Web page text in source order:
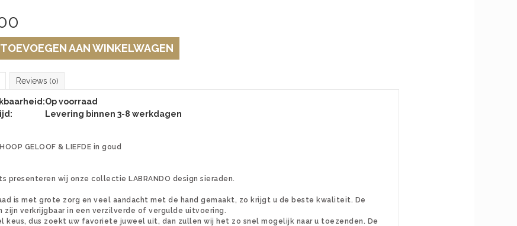
TOEVOEGEN AAN WINKELWAGEN
Reviews (0)
Op voorraad
Levering binnen 3-8 werkdagen
GELOOF & LIEFDE in goud
presenteren wij onze collectie LABRANDO design sieraden.
is met grote zorg en veel aandacht met de hand gemaakt, zo krijgt u de beste kwaliteit. De
zijn verkrijgbaar in een verzilverde of vergulde uitvoering.
keus, dus zoekt uw favoriete juweel uit, dan zullen wij het zo snel mogelijk naar u toezenden. De